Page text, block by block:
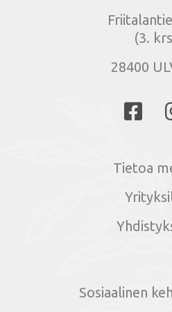
(3.
28400
Tietoa
Sosiaalinen